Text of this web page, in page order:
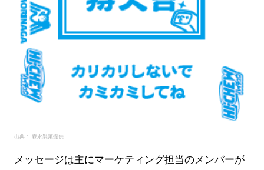
出典： 森永製菓提供
メッセージは主にマーケティング担当のメンバーが